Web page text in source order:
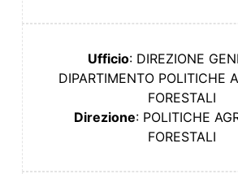
Ufficio: DIREZIONE
DIPARTIMENTO POLITICHE
FORESTALI
Direzione: POLITICHE
FORESTALI